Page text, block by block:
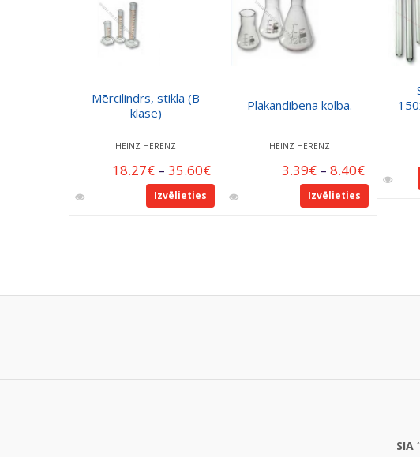
Mērcilindrs, stikla (B
klase)
HEINZ HERENZ
18.27€– 35.60€
Izvēlieties
Plakandibena kolba.
HEINZ HERENZ
3.39€– 8.40€
Izvēlieties
SIA